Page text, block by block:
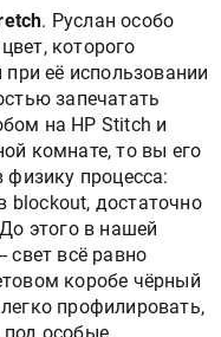
. Руслан особо
которого
при её использовании
запечатать
на HP Stitch и
комнате, то вы его
физику процесса:
blockout, достаточно
этого в нашей
свет всё равно
коробе чёрный
профилировать,